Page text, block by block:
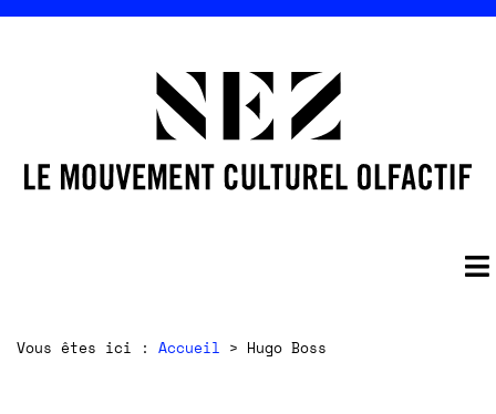
Vous êtes ici : Accueil > Hugo Boss